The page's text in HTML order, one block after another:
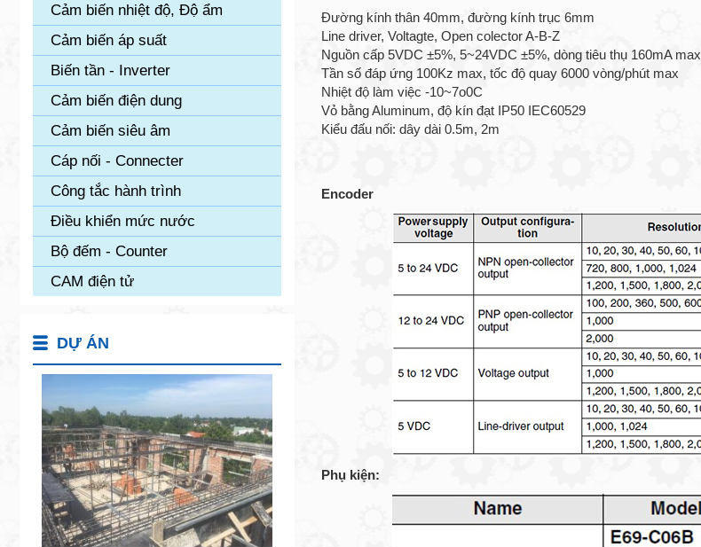
Đường kính thân 40mm, đường kính trục 6mm
Line driver, Voltagte, Open colector A-B-Z
Nguồn cấp 5VDC ±5%, 5~24VDC ±5%, dòng tiêu thụ 160mA max
Tần số đáp ứng 100Kz max, tốc độ quay 6000 vòng/phút max
Nhiệt độ làm việc -10~7o0C
Vỏ bằng Aluminum, độ kín đạt IP50 IEC60529
Kiểu đấu nối: dây dài 0.5m, 2m
Encoder
Phụ kiện:
Cảm biến nhiệt độ, Độ ẩm
Cảm biến áp suất
Biến tần - Inverter
Cảm biến điện dung
Cảm biến siêu âm
Cáp nối - Connecter
Công tắc hành trình
Điều khiển mức nước
Bộ đếm - Counter
CAM điện tử
DỰ ÁN